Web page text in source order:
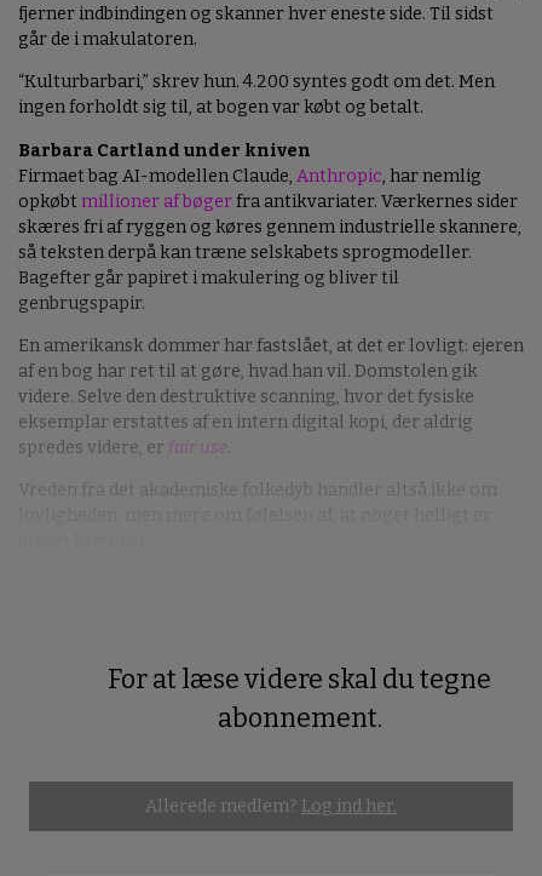
fjerner indbindingen og skanner hver eneste side. Til sidst
går de i makulatoren.
“Kulturbarbari,” skrev hun. 4.200 syntes godt om det. Men
ingen forholdt sig til, at bogen var købt og betalt.
Barbara Cartland under kniven
Firmaet bag AI-modellen Claude, Anthropic, har nemlig
opkøbt millioner af bøgerfra antikvariater. Værkernes sider
skæres fri af ryggen og køres gennem industrielle skannere,
så teksten derpå kan træne selskabets sprogmodeller.
Bagefter går papiret i makulering og bliver til
genbrugspapir.
En amerikansk dommer har fastslået, at det er lovligt: ejeren
af en bog har ret til at gøre, hvad han vil. Domstolen gik
videre. Selve den destruktive scanning, hvor det fysiske
eksemplar erstattes af en intern digital kopi, der aldrig
spredes videre, er fair use.
Vreden fra det akademiske folkedyb handler altså ikke om
For at læse videre skal du tegne
abonnement.
Allerede medlem? Log ind her.